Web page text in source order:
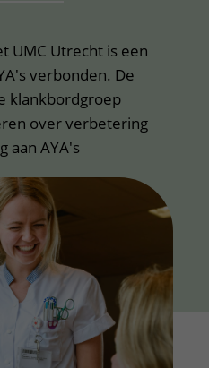
UMC Utrecht is een
verbonden. De
klankbordgroep
over verbetering
aan AYA's